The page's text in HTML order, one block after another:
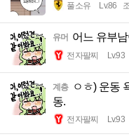
풀소유 Lv.86
유머 어느 유부
전자팔찌 Lv.93
계층
ㅇㅎ) 운동
동.
전자팔찌 Lv.93